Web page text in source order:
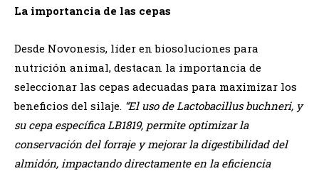
La importancia de las cepas
Desde Novonesis, líder en biosoluciones para
nutrición animal, destacan la importancia de
seleccionar las cepas adecuadas para maximizar los
beneficios del silaje. “El uso de Lactobacillus buchneri, y
su cepa específica LB1819, permite optimizar la
conservación del forraje y mejorar la digestibilidad del
almidón, impactando directamente en la eficiencia